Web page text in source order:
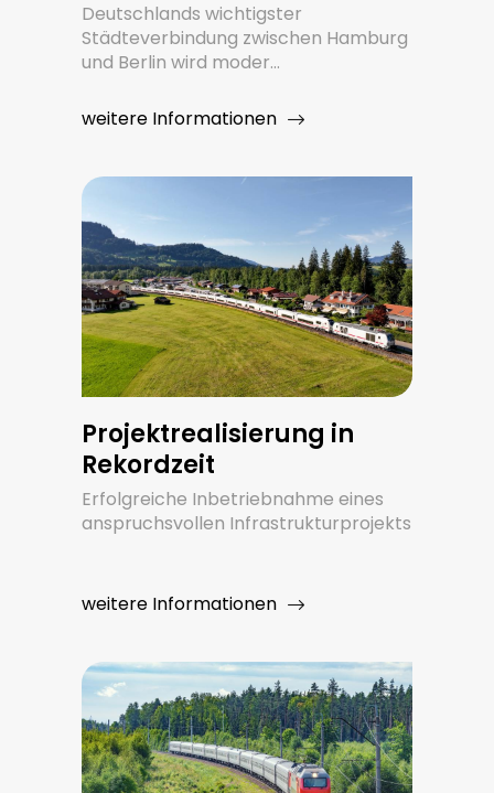
Deutschlands wichtigster
Städteverbindung zwischen Hamburg
und Berlin wird moder...
weitere Informationen
Projektrealisierung in
Rekordzeit
Erfolgreiche Inbetriebnahme eines
anspruchsvollen Infrastrukturprojekts
weitere Informationen